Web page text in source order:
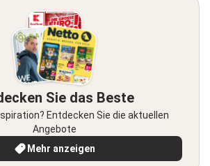
Sie das Beste
Entdecken Sie die aktuellen
Angebote
Mehr anzeigen